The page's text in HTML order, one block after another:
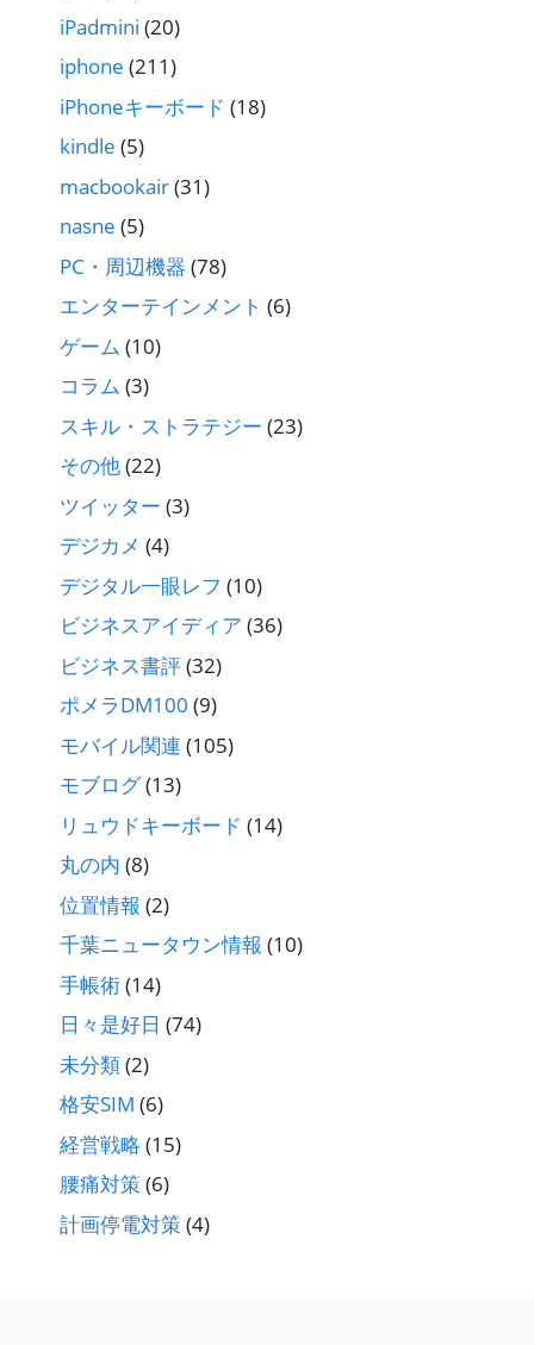
iPadmini (20)
iphone (211)
iPhoneキーボード (18)
kindle (5)
macbookair(31)
nasne (5)
PC・周辺機器 (78)
エンターテインメント (6)
ゲーム (10)
コラム (3)
スキル・ストラテジー (23)
その他(22)
ツイッター (3)
デジカメ (4)
デジタル一眼レフ (10)
ビジネスアイディア (36)
ビジネス書評(32)
ポメラDM100 (9)
モバイル関連 (105)
モブログ(13)
リュウドキーボード (14)
丸の内 (8)
位置情報 (2)
千葉ニュータウン情報 (10)
手帳術(14)
日々是好日 (74)
未分類(2)
格安SIM (6)
経営戦略 (15)
腰痛対策 (6)
計画停電対策 (4)